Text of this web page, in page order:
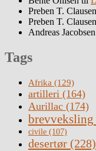
Preben T. Clausen
Preben T. Clausen
Andreas Jacobsen
Tags
Afrika (129)
artilleri (164)
Aurillac (174)
brevveksling
civile (107)
desertør (228)